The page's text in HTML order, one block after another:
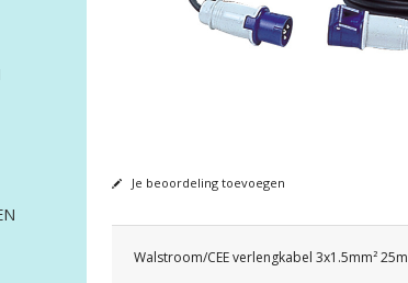
Je beoordeling toevoegen
Walstroom/CEE verlengkabel 3x1.5mm² 25m